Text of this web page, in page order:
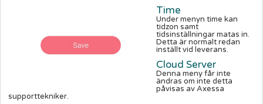
Time
Under menyn time kan
tidzon samt
tidsinställningar matas in.
Detta är normalt redan
inställt vid leverans.
Cloud Server
Denna meny får inte
ändras om inte detta
påvisas av Axessa
supporttekniker.